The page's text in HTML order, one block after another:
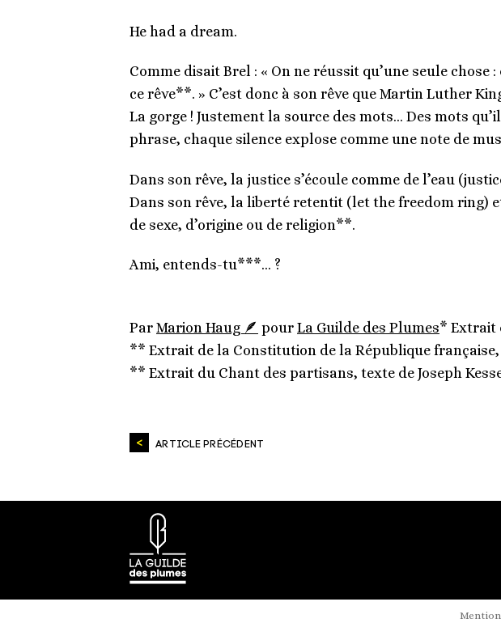
He had a dream.
Comme disait Brel : « On ne réussit qu’une seule
ce rêve**. » C’est donc à son rêve que Martin Luther
La gorge ! Justement la source des mots… Des mots
phrase, chaque silence explose comme une note de
Dans son rêve, la justice s’écoule comme de l’eau
Dans son rêve, la liberté retentit (let the freedom ring)
de sexe, d’origine ou de religion**.
Ami, entends-tu***… ?
Par Marion Haug 🪶 pour La Guilde des Plumes* Extrait
** Extrait de la Constitution de la République
** Extrait du Chant des partisans, texte de Joseph
ARTICLE PRÉCÉDENT